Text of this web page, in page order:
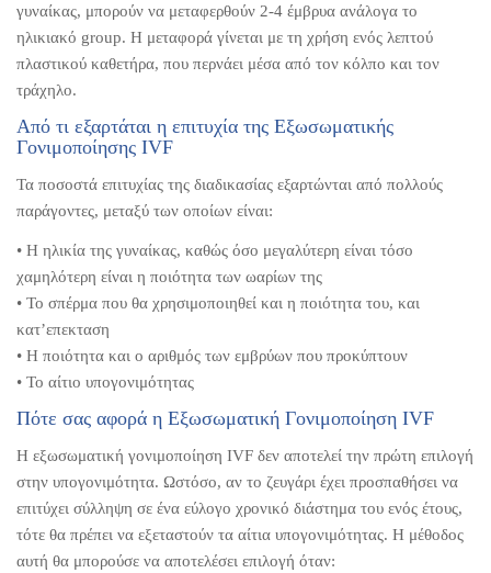
γυναίκας, μπορούν να μεταφερθούν 2-4 έμβρυα ανάλογα το
ηλικιακό group. Η μεταφορά γίνεται με τη χρήση ενός λεπτού
πλαστικού καθετήρα, που περνάει μέσα από τον κόλπο και τον
τράχηλο.
Από τι εξαρτάται η επιτυχία της Εξωσωματικής
Γονιμοποίησης IVF
Τα ποσοστά επιτυχίας της διαδικασίας εξαρτώνται από πολλούς
παράγοντες, μεταξύ των οποίων είναι:
• Η ηλικία της γυναίκας, καθώς όσο μεγαλύτερη είναι τόσο
χαμηλότερη είναι η ποιότητα των ωαρίων της
• Το σπέρμα που θα χρησιμοποιηθεί και η ποιότητα του, και
κατ’επεκταση
• Η ποιότητα και ο αριθμός των εμβρύων που προκύπτουν
• Το αίτιο υπογονιμότητας
Πότε σας αφορά η Εξωσωματική Γονιμοποίηση IVF
Η εξωσωματική γονιμοποίηση IVF δεν αποτελεί την πρώτη επιλογή
στην υπογονιμότητα. Ωστόσο, αν το ζευγάρι έχει προσπαθήσει να
επιτύχει σύλληψη σε ένα εύλογο χρονικό διάστημα του ενός έτους,
τότε θα πρέπει να εξεταστούν τα αίτια υπογονιμότητας. Η μέθοδος
αυτή θα μπορούσε να αποτελέσει επιλογή όταν: